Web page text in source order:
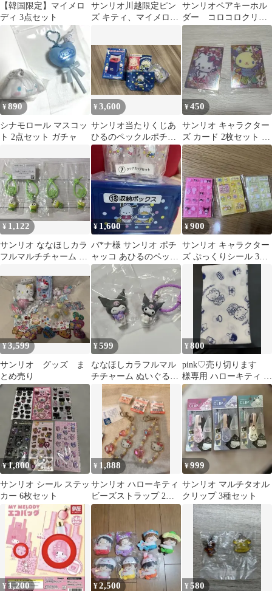
【韓国限定】マイメロ
ディ 3点セット
サンリオ川越限定ピン
ズ キティ、マイメロ＆
サンリオペアキーホル
ダー コロコロクリリ
ン
¥890
シナモロール マスコッ
ト 2点セット ガチャ
¥3,600
サンリオ当たりくじあ
ひるのペックルポチャ
ッコ４点セット
¥450
サンリオ キャラクター
ズ カード 2枚セット チ
ャーミーキティ ウサハ
ナ
¥ 1,122
サンリオ ななほしカラ
フルマルチチャーム け
¥ 1,600
バ*ナ様 サンリオ ポチ
ャッコ あひるのペック
ル セット
¥900
サンリオ キャラクター
ズ ぷっくりシール 3種
セット
¥3,599
サンリオ グッズ ま
とめ売り
¥599
ななほしカラフルマル
チチャーム ぬいぐるみ
といっしょフィギュア
¥800
pink♡売り切ります
様専用 ハローキティ 温
泉柄手拭い
¥1,800
サンリオ シール ステッ
カー 6枚セット
¥ 1,888
サンリオ ハローキティ
ビーズストラップ 2個
セット
¥999
サンリオ マルチタオル
クリップ 3種セット
¥1,200 ¥2,500 ¥580